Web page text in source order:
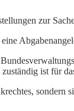
zur
ist für
sondern